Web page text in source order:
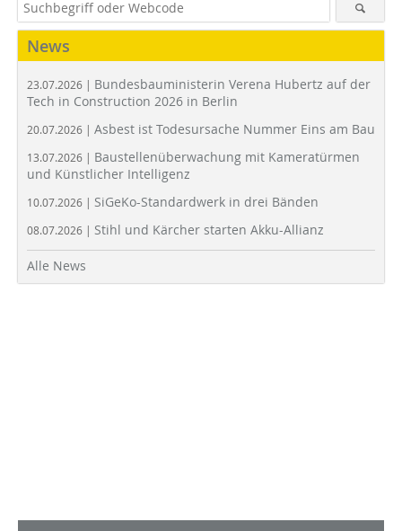
News
23.07.2026 | Bundesbauministerin Verena Hubertz auf der
Tech in Construction 2026 in Berlin
20.07.2026 | Asbest ist Todesursache Nummer Eins am Bau
13.07.2026 | Baustellenüberwachung mit Kameratürmen
und Künstlicher Intelligenz
10.07.2026 | SiGeKo-Standardwerk in drei Bänden
08.07.2026 | Stihl und Kärcher starten Akku-Allianz
Alle News